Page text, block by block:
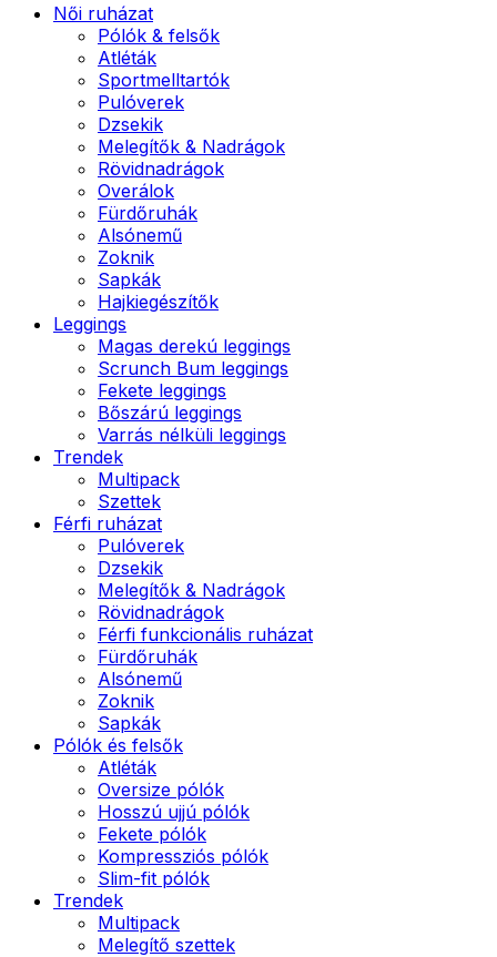
Női ruházat
Pólók & felsők
Atléták
Sportmelltartók
Pulóverek
Dzsekik
Melegítők & Nadrágok
Rövidnadrágok
Overálok
Fürdőruhák
Alsónemű
Zoknik
Sapkák
Hajkiegészítők
Leggings
Magas derekú leggings
Scrunch Bum leggings
Fekete leggings
Bőszárú leggings
Varrás nélküli leggings
Trendek
Multipack
Szettek
Férfi ruházat
Pulóverek
Dzsekik
Melegítők & Nadrágok
Rövidnadrágok
Férfi funkcionális ruházat
Fürdőruhák
Alsónemű
Zoknik
Sapkák
Pólók és felsők
Atléták
Oversize pólók
Hosszú ujjú pólók
Fekete pólók
Kompressziós pólók
Slim-fit pólók
Trendek
Multipack
Melegítő szettek